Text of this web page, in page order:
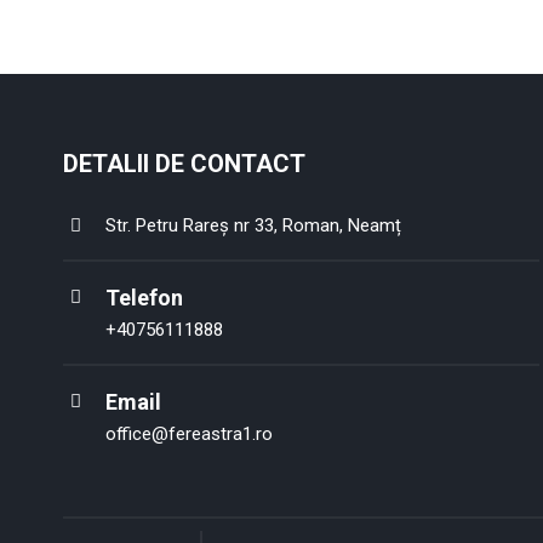
DETALII DE CONTACT
Str. Petru Rareș nr 33, Roman, Neamț
Telefon
+40756111888
Email
office@fereastra1.ro